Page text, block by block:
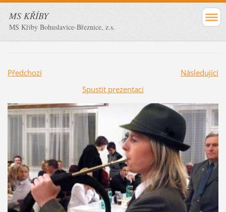
MS KŘÍBY
MS Kříby Bohuslavice-Březnice, z.s.
Předchozí
Následující
Spustit prezentaci